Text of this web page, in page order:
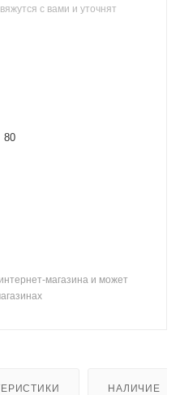
с вами и уточнят
80
магазина и может
НАЛИЧИЕ